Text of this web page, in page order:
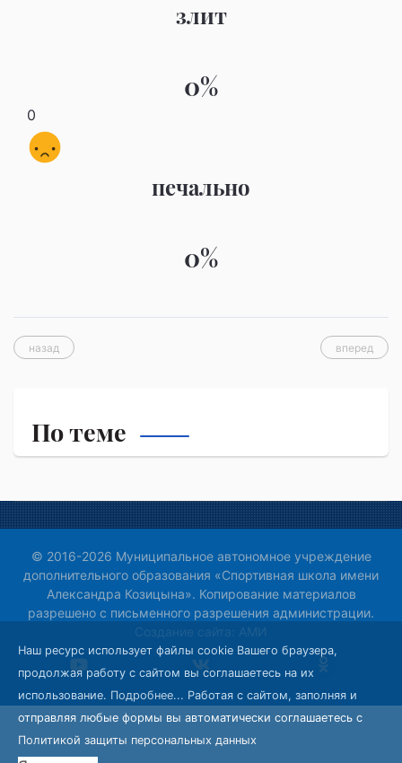
злит
0%
0
печально
0%
назад вперед
По теме
© 2016-2026 Муниципальное автономное учреждение
дополнительного образования «Спортивная школа имени
Александра Козицына». Копирование материалов
разрешено с письменного разрешения администрации.
Создание сайта: АМИ
Наш ресурс использует файлы cookie Вашего браузера,
продолжая работу с сайтом вы соглашаетесь на их
использование. Подробнее... Работая с сайтом, заполняя и
отправляя любые формы вы автоматически соглашаетесь с
Политикой защиты персональных данных